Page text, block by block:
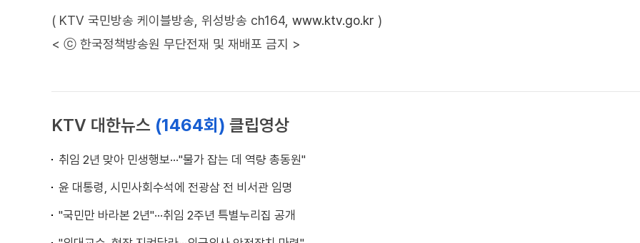
( KTV 국민방송 케이블방송, 위성방송 ch164, www.ktv.go.kr )
< ⓒ 한국정책방송원 무단전재 및 재배포 금지 >
KTV 대한뉴스 (1464회) 클립영상
취임 2년 맞아 민생행보···"물가 잡는 데 역량 총동원"
윤 대통령, 시민사회수석에 전광삼 전 비서관 임명
"국민만 바라본 2년"···취임 2주년 특별누리집 공개